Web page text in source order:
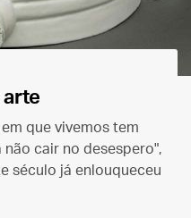
que vivemos tem
não cair no desespero",
século já enlouqueceu